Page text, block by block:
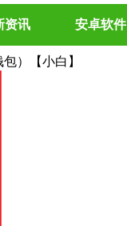
资讯 安卓软件
）【小白】